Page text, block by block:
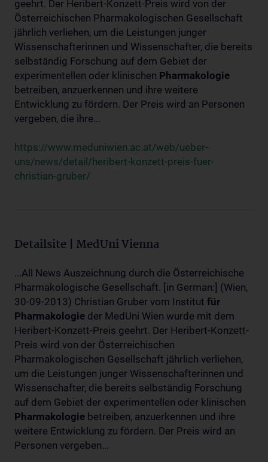
geehrt. Der Heribert-Konzett-Preis wird von der
Österreichischen Pharmakologischen Gesellschaft
jährlich verliehen, um die Leistungen junger
Wissenschafterinnen und Wissenschafter, die bereits
selbständig Forschung auf dem Gebiet der
experimentellen oder klinischen Pharmakologie
betreiben, anzuerkennen und ihre weitere
Entwicklung zu fördern. Der Preis wird an Personen
vergeben, die ihre...
https://www.meduniwien.ac.at/web/ueber-
uns/news/detail/heribert-konzett-preis-fuer-
christian-gruber/
Detailsite | MedUni Vienna
...All News Auszeichnung durch die Österreichische
Pharmakologische Gesellschaft. [in German:] (Wien,
30-09-2013) Christian Gruber vom Institut für
Pharmakologie der MedUni Wien wurde mit dem
Heribert-Konzett-Preis geehrt. Der Heribert-Konzett-
Preis wird von der Österreichischen
Pharmakologischen Gesellschaft jährlich verliehen,
um die Leistungen junger Wissenschafterinnen und
Wissenschafter, die bereits selbständig Forschung
auf dem Gebiet der experimentellen oder klinischen
Pharmakologie betreiben, anzuerkennen und ihre
weitere Entwicklung zu fördern. Der Preis wird an
Personen vergeben...